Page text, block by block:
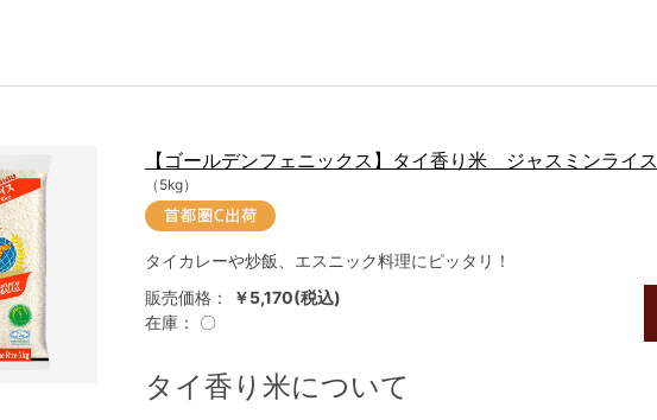
【ゴールデンフェニックス】タイ香り米 ジャスミンライス
（5kg）
タイカレーや炒飯、エスニック料理にピッタリ！
販売価格：
￥5,170(税込)
在庫：
〇
タイ香り米について